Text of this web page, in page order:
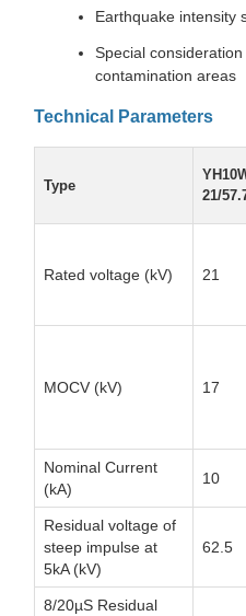
Earthquake intensity
Special
contamination areas
Technical Parameters
Type
21/
Rated voltage (kV) 21
MOCV (kV) 17
Nominal Current
(kA)
10
Residual voltage of
steep impulse at
5kA (kV)
62.5
8/20µS Residual